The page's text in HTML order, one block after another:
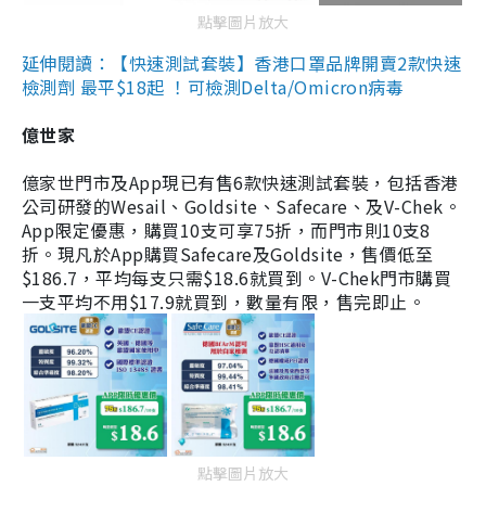
點擊圖片放大
延伸閱讀：【快速測試套裝】香港口罩品牌開賣2款快速
檢測劑 最平$18起 ！可檢測Delta/Omicron病毒
億世家
億家世門市及App現已有售6款快速測試套裝，包括香港
公司研發的Wesail、Goldsite、Safecare、及V-Chek。
App限定優惠，購買10支可享75折，而門市則10支8
折。現凡於App購買Safecare及Goldsite，售價低至
$186.7，平均每支只需$18.6就買到。V-Chek門市購買
一支平均不用$17.9就買到，數量有限，售完即止。
點擊圖片放大